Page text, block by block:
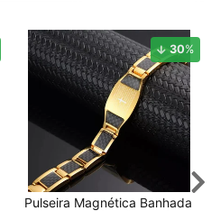
30%
Pulseira Magnética Banhada